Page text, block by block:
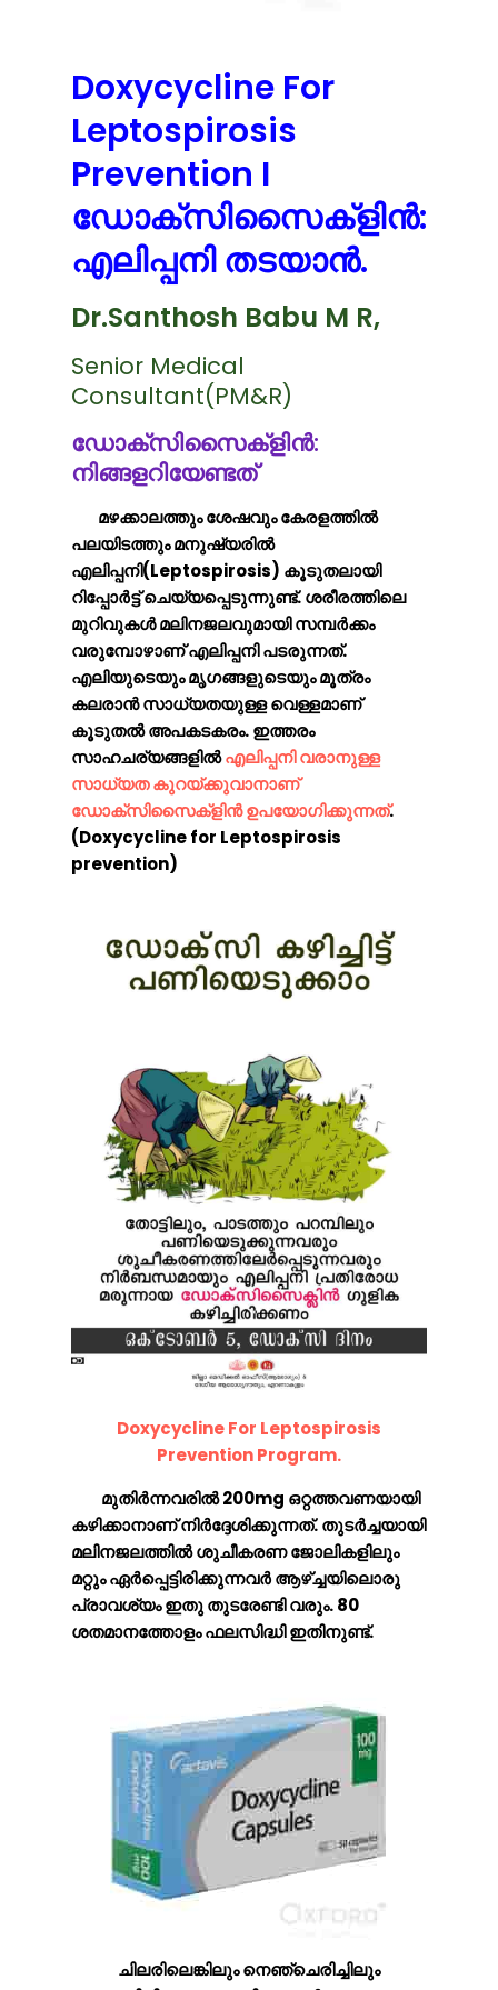
Doxycycline For
Leptospirosis
Prevention I
ഡോക്സിസൈക്ളിൻ:
എലിപ്പനി തടയാൻ.
Dr.Santhosh Babu M R,
Senior Medical
Consultant(PM&R)
ഡോക്സിസൈക്ളിൻ:
നിങ്ങളറിയേണ്ടത്
മഴക്കാലത്തും ശേഷവും കേരളത്തിൽ
പലയിടത്തും മനുഷ്യരിൽ
എലിപ്പനി(Leptospirosis) കൂടുതലായി
റിപ്പോർട്ട് ചെയ്യപ്പെടുന്നുണ്ട്. ശരീരത്തിലെ
മുറിവുകൾ മലിനജലവുമായി സമ്പർക്കം
വരുമ്പോഴാണ് എലിപ്പനി പടരുന്നത്.
എലിയുടെയും മൃഗങ്ങളുടെയും മൂത്രം
കലരാൻ സാധ്യതയുള്ള വെള്ളമാണ്
കൂടുതൽ അപകടകരം. ഇത്തരം
സാഹചര്യങ്ങളിൽഎലിപ്പനി വരാനുള്ള
സാധ്യത കുറയ്ക്കുവാനാണ്
ഡോക്സിസൈക്ളിൻ ഉപയോഗിക്കുന്നത്.
(Doxycycline for Leptospirosis
prevention)
Doxycycline For Leptospirosis
Prevention Program.
മുതിർന്നവരിൽ 200mg ഒറ്റത്തവണയായി
കഴിക്കാനാണ് നിർദ്ദേശിക്കുന്നത്. തുടർച്ചയായി
മലിനജലത്തിൽ ശുചീകരണ ജോലികളിലും
മറ്റും ഏർപ്പെട്ടിരിക്കുന്നവർ ആഴ്ച്ചയിലൊരു
പ്രാവശ്യം ഇതു തുടരേണ്ടി വരും. 80
ശതമാനത്തോളം ഫലസിദ്ധി ഇതിനുണ്ട്.
ചിലരിലെങ്കിലും നെഞ്ചെരിച്ചിലും